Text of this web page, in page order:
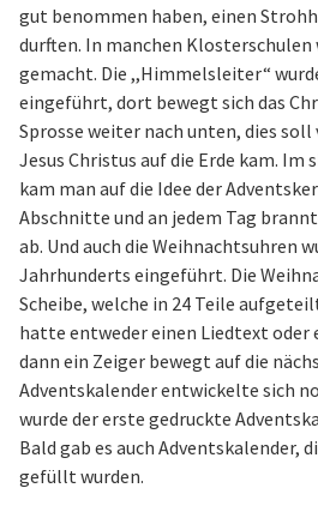
gut benommen haben, einen
durften. In manchen Klosterschulen
gemacht. Die ,,Himmelsleiter“
eingeführt, dort bewegt sich das
Sprosse weiter nach unten, dies soll
Jesus Christus auf die Erde kam. Im
kam man auf die Idee der
Abschnitte und an jedem Tag
ab. Und auch die Weihnachtsuhren
Jahrhunderts eingeführt. Die
Scheibe, welche in 24 Teile
hatte entweder einen Liedtext oder
dann ein Zeiger bewegt auf die
Adventskalender entwickelte sich
wurde der erste gedruckte
Bald gab es auch Adventskalender,
gefüllt wurden.